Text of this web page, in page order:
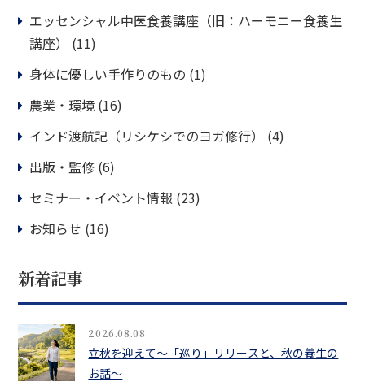
エッセンシャル中医食養講座（旧：ハーモニー食養生
講座）
(11)
身体に優しい手作りのもの (1)
農業・環境 (16)
インド渡航記（リシケシでのヨガ修行）
(4)
出版・監修 (6)
セミナー・イベント情報 (23)
お知らせ (16)
新着記事
2026.08.08
立秋を迎えて〜「巡り」リリースと、秋の養生の
お話〜